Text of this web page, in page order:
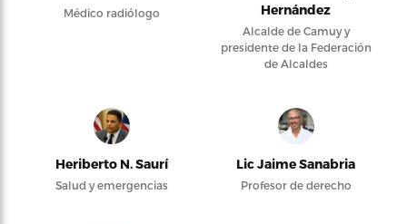
Médico radiólogo
Hernández
Alcalde de Camuy y
presidente de la Federación
de Alcaldes
Heriberto N. Saurí
Salud y emergencias
Lic Jaime Sanabria
Profesor de derecho